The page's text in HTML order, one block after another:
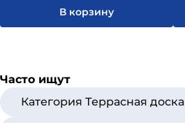
В корзину
Часто ищут
Категория Террасная доска